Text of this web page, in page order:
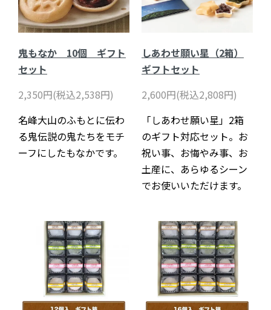
鬼もなか 10個 ギフト
セット
2,350円(税込2,538円)
名峰大山のふもとに伝わ
る鬼伝説の鬼たちをモチ
ーフにしたもなかです。
しあわせ願い星（2箱）
ギフトセット
2,600円(税込2,808円)
「しあわせ願い星」2箱
のギフト対応セット。お
祝い事、お悔やみ事、お
土産に、あらゆるシーン
でお使いいただけます。